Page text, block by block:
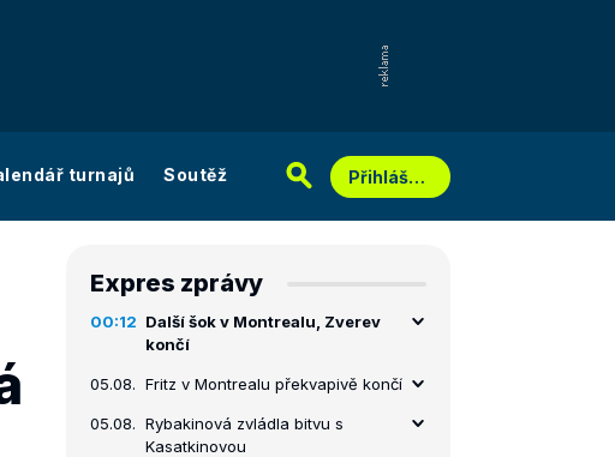
turnajů Soutěž Přihlášení
Expres zprávy
00:12 Další šok v Montrealu, Zverev
končí
05.08. Fritz v Montrealu překvapivě končí
05.08. Rybakinová zvládla bitvu s
Kasatkinovou